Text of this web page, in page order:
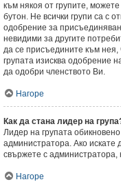
към някоя от групите,
бутон. Не всички групи са с
одобрение за
невидими за другите
да се присъедините към нея,
групата изисква одобрение
да одобри членството Ви.
Нагоре
Как да стана лидер на
Лидер на групата
администратора. Ако искате
свържете с
Нагоре